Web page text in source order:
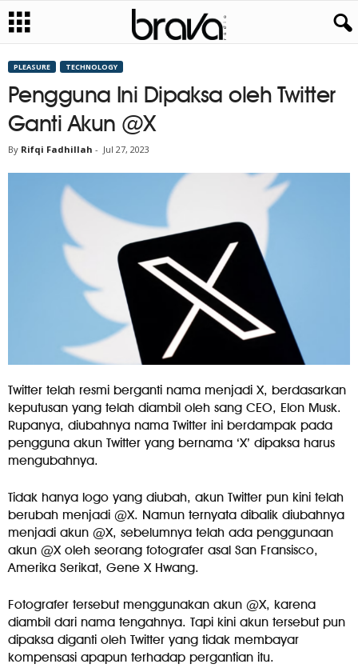
PLEASURE TECHNOLOGY
Pengguna Ini Dipaksa oleh Twitter
Ganti Akun @X
By Rifqi Fadhillah - Jul 27, 2023
Twitter telah resmi berganti nama menjadi X, berdasarkan
keputusan yang telah diambil oleh sang CEO, Elon Musk.
Rupanya, diubahnya nama Twitter ini berdampak pada
pengguna akun Twitter yang bernama ‘X’ dipaksa harus
mengubahnya.
Tidak hanya logo yang diubah, akun Twitter pun kini telah
berubah menjadi @X. Namun ternyata dibalik diubahnya
menjadi akun @X, sebelumnya telah ada penggunaan
akun @X oleh seorang fotografer asal San Fransisco,
Amerika Serikat, Gene X Hwang.
Fotografer tersebut menggunakan akun @X, karena
diambil dari nama tengahnya. Tapi kini akun tersebut pun
dipaksa diganti oleh Twitter yang tidak membayar
kompensasi apapun terhadap pergantian itu.